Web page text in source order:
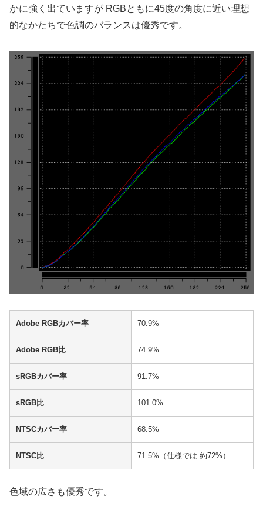
かに強く出ていますが RGBともに45度の角度に近い理想
的なかたちで色調のバランスは優秀です。
Adobe RGBカバー率 70.9%
Adobe RGB比 74.9%
sRGBカバー率 91.7%
sRGB比 101.0%
NTSCカバー率 68.5%
NTSC比 71.5%（仕様では 約72%）
色域の広さも優秀です。